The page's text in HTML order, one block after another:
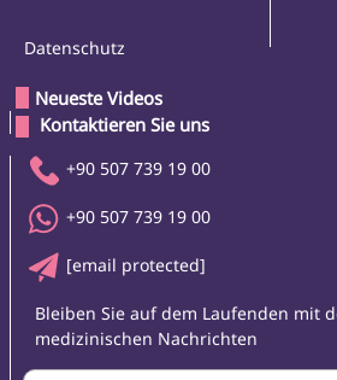
Datenschutz
Neueste Videos
Kontaktieren Sie uns
+90 507 739 19 00
+90 507 739 19 00
[email protected]
Bleiben Sie auf dem Laufenden mit
medizinischen Nachrichten